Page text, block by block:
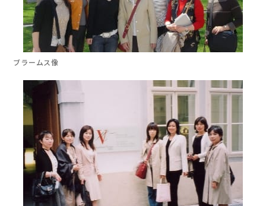
ブラームス像